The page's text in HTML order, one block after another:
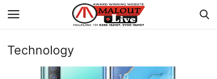
Login
Technology